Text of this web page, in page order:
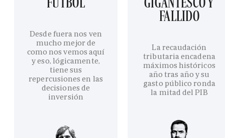
Desde fuera nos ven
mucho mejor de
como nos vemos aquí
y eso, lógicamente,
tiene sus
repercusiones en las
decisiones de
inversión
FALLIDO
La recaudación
tributaria encadena
máximos históricos
año tras año y su
gasto público ronda
la mitad del PIB